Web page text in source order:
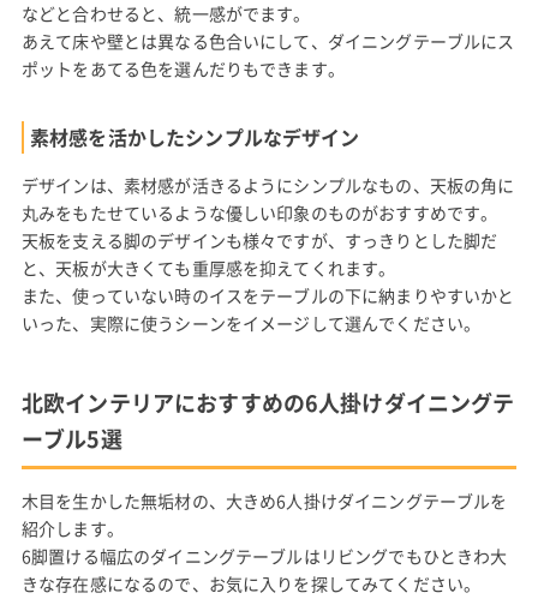
などと合わせると、統一感がでます。
あえて床や壁とは異なる色合いにして、ダイニングテーブルにス
ポットをあてる色を選んだりもできます。
素材感を活かしたシンプルなデザイン
デザインは、素材感が活きるようにシンプルなもの、天板の角に
丸みをもたせているような優しい印象のものがおすすめです。
天板を支える脚のデザインも様々ですが、すっきりとした脚だ
と、天板が大きくても重厚感を抑えてくれます。
また、使っていない時のイスをテーブルの下に納まりやすいかと
いった、実際に使うシーンをイメージして選んでください。
北欧インテリアにおすすめの6人掛けダイニングテ
ーブル5選
木目を生かした無垢材の、大きめ6人掛けダイニングテーブルを
紹介します。
6脚置ける幅広のダイニングテーブルはリビングでもひときわ大
きな存在感になるので、お気に入りを探してみてください。